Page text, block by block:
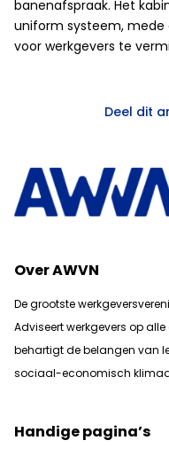
banenafspraak. Het
uniform systeem,
voor werkgevers te
Deel dit
Over AWVN
De grootste
Adviseert werkgevers op
behartigt de belangen van
sociaal-economisch
Handige pagina’s